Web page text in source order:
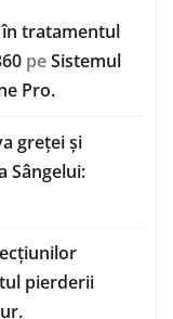
în tratamentul
peSistemul
Pro.
greței și
Sângelui:
pierderii